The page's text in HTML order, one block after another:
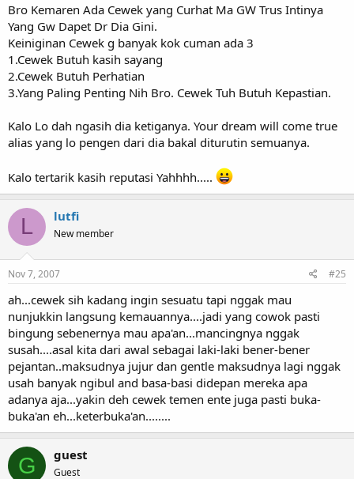
Bro Kemaren Ada Cewek yang Curhat Ma GW Trus Intinya
Yang Gw Dapet Dr Dia Gini.
Keiniginan Cewek g banyak kok cuman ada 3
1.Cewek Butuh kasih sayang
2.Cewek Butuh Perhatian
3.Yang Paling Penting Nih Bro. Cewek Tuh Butuh Kepastian.
Kalo Lo dah ngasih dia ketiganya. Your dream will come true
alias yang lo pengen dari dia bakal diturutin semuanya.
Kalo tertarik kasih reputasi Yahhhh.....
L lutfi
New member
Nov 7, 2007 #25
ah...cewek sih kadang ingin sesuatu tapi nggak mau
nunjukkin langsung kemauannya....jadi yang cowok pasti
bingung sebenernya mau apa'an...mancingnya nggak
susah....asal kita dari awal sebagai laki-laki bener-bener
pejantan..maksudnya jujur dan gentle maksudnya lagi nggak
usah banyak ngibul and basa-basi didepan mereka apa
adanya aja...yakin deh cewek temen ente juga pasti buka-
buka'an eh...keterbuka'an........
G guest
Guest